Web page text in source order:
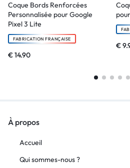
Coque Bords Renforcées
Personnalisée pour Google
Pixel 3 Lite
FABRICATION FRANÇAISE
€14.90
€
À propos
Accueil
Qui sommes-nous ?